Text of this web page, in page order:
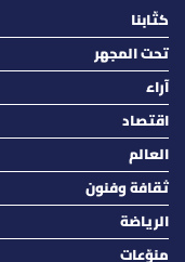
كتّابنا
تحت المجهر
آراء
اقتصاد
العالم
ثقافة وفنون
الرياضة
منوّعات